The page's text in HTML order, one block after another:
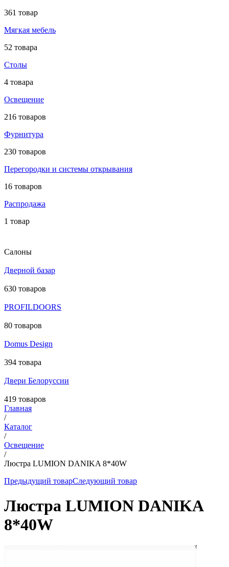
361 товар
Мягкая мебель
52 товара
Столы
4 товара
Освещение
216 товаров
Фурнитура
230 товаров
Перегородки и системы открывания
16 товаров
Распродажа
1 товар
Салоны
Дверной базар
630 товаров
PROFILDOORS
80 товаров
Domus Design
394 товара
Двери Белоруссии
419 товаров
Главная
/
Каталог
/
Освещение
/
Люстра LUMION DANIKA 8*40W
Предыдущий товарСледующий товар
Люстра LUMION DANIKA
8*40W